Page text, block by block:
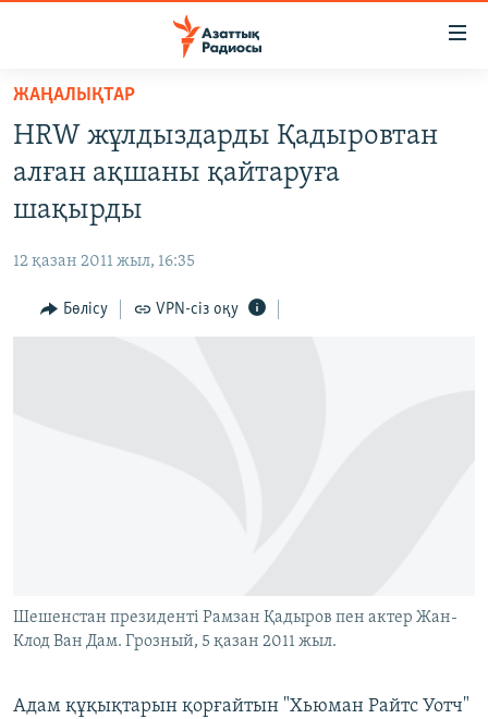
Skip
main
content
to
main
to
АДАМ ҚҰҚЫҚТАРЫ
ӘЛЕУМЕТ
Басқа тілдерде
ЖАҢАЛЫҚТАР
HRW жұлдыздарды Қадыровтан
алған ақшаны қайтаруға
шақырды
12 қазан 2011 жыл, 16:35
Бөлісу VPN-сіз оқу
Шешенстан президенті Рамзан Қадыров пен актер Жан-
Клод Ван Дам. Грозный, 5 қазан 2011 жыл.
Адам құқықтарын қорғайтын "Хьюман Райтс Уотч"